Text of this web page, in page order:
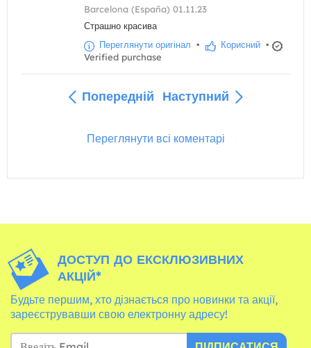
Barcelona (España) 01.11.23
Страшно красива
Переглянути оригінал • Корисний •
Verified purchase
Попередній Наступний
Переглянути всі коментарі
ДОСТУП ДО ЕКСКЛЮЗИВНИХ
АКЦІЙ*
Будьте першим, хто дізнається про новинки та акції,
зареєструвавши свою електронну адресу!